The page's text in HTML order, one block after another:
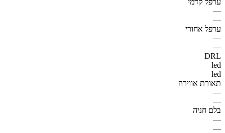
—
—
ערפל אחורי
—
—
DRL
led
led
תאורת אווירה
—
—
בלם חניה
—
—